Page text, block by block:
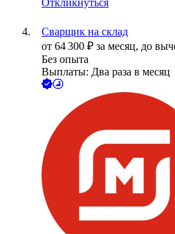
Откликнуться
Сварщик на склад
от 64 300 ₽ за месяц, до
Без опыта
Выплаты: Два раза в месяц